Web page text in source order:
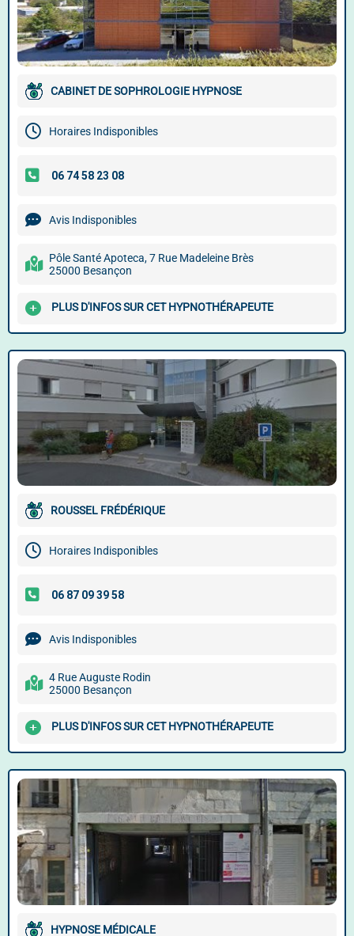
CABINET DE SOPHROLOGIE HYPNOSE
Horaires Indisponibles
Avis Indisponibles
Pôle Santé Apoteca, 7 Rue Madeleine Brès
25000 Besançon
PLUS D'INFOS SUR CET HYPNOTHÉRAPEUTE
ROUSSEL FRÉDÉRIQUE
Horaires Indisponibles
Avis Indisponibles
4 Rue Auguste Rodin
25000 Besançon
PLUS D'INFOS SUR CET HYPNOTHÉRAPEUTE
HYPNOSE MÉDICALE